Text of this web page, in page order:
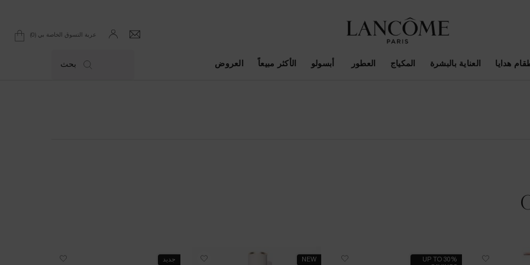
عربة التسوق الخاصة بي 0
0 product in cart
هدايا العناية بالبشرة المكياج العطور أبسولو الأكثر مبيعاً العروض بحث
UP TO 30%
NEW جديد